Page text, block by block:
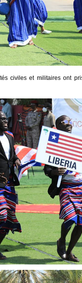
civiles et militaires ont